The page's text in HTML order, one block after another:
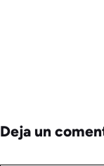
Deja un